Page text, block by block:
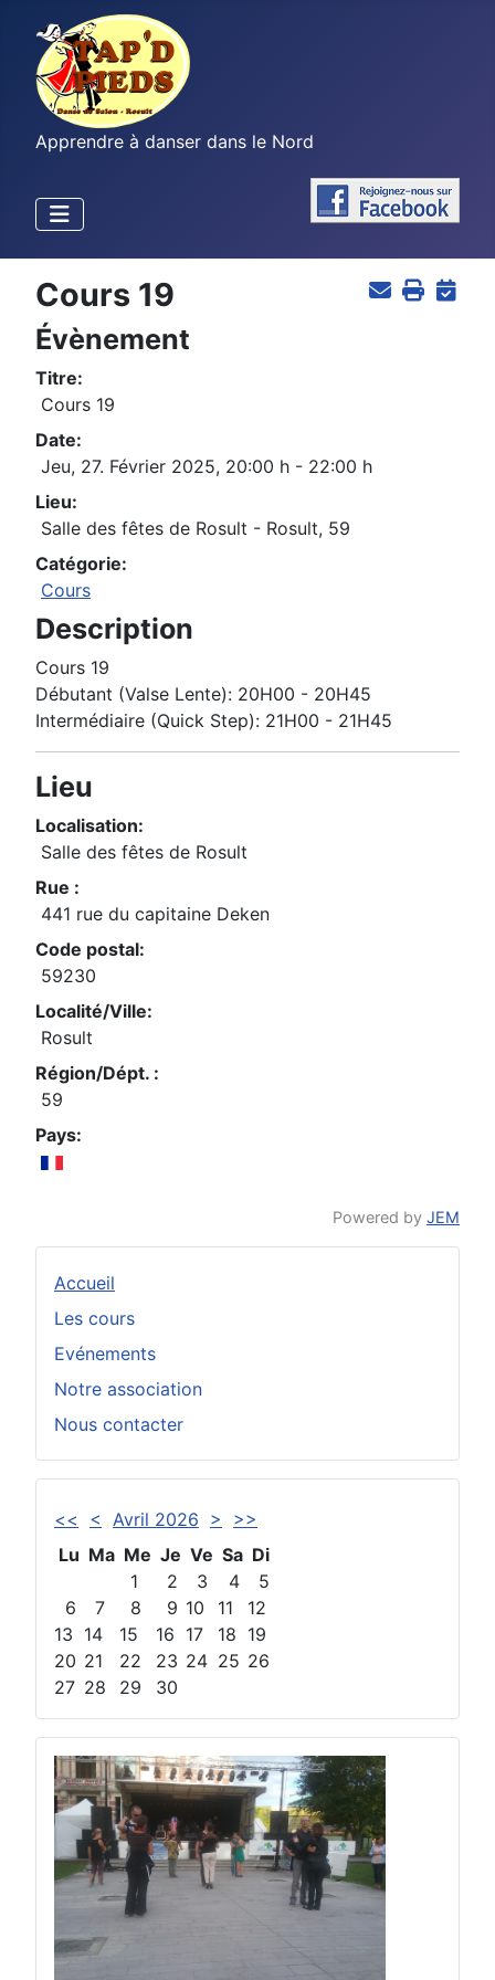
Apprendre à danser dans le Nord
Accueil
Les cours
Evénements
Notre association
Nous contacter
<< < Avril 2026 >
>>
Lu Ma Me Je Ve Sa Di
1
2 3 4
5
6
7 8 9 10 11
12
13 14 15 16 17 18 19
20 21 22 23 24 25 26
27 28 29 30
Cours 19
Évènement
Titre:
Cours 19
Date:
Jeu, 27. Février 2025, 20:00 h - 22:00 h
Lieu:
Salle des fêtes de Rosult - Rosult, 59
Catégorie:
Cours
Description
Cours 19
Débutant (Valse Lente): 20H00 - 20H45
Intermédiaire (Quick Step): 21H00 - 21H45
Lieu
Localisation:
Salle des fêtes de Rosult
Rue :
441 rue du capitaine Deken
Code postal:
59230
Localité/Ville:
Rosult
Région/Dépt. :
59
Pays:
Powered by JEM